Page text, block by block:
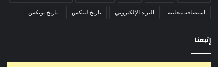
استضافة مجانية البريد الإلكتروني تاريخ لينكس تاريخ يونكس
إتبعنا